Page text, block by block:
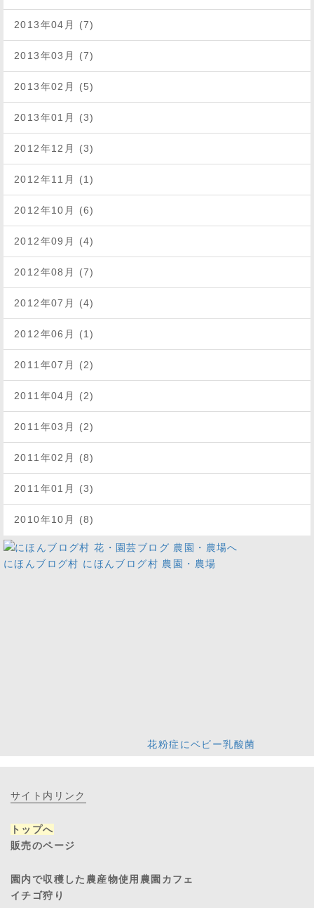
2013年04月 (7)
2013年03月 (7)
2013年02月 (5)
2013年01月 (3)
2012年12月 (3)
2012年11月 (1)
2012年10月 (6)
2012年09月 (4)
2012年08月 (7)
2012年07月 (4)
2012年06月 (1)
2011年07月 (2)
2011年04月 (2)
2011年03月 (2)
2011年02月 (8)
2011年01月 (3)
2010年10月 (8)
にほんブログ村 にほんブログ村 農園・農場
花粉症にベビー乳酸菌
サイト内リンク
トップへ
販売のページ
園内で収穫した農産物使用農園カフェ
イチゴ狩り